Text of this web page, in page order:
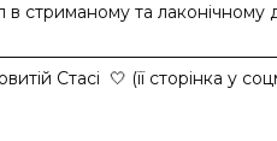
стриманому та
Стасі 🤍 (її сторінка у